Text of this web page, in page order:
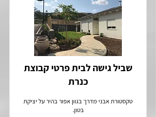
שביל גישה לבית פרטי קבוצת
כנרת
טקסטורת אבני מדרך בגוון אפור בהיר על יציקת
בטון.